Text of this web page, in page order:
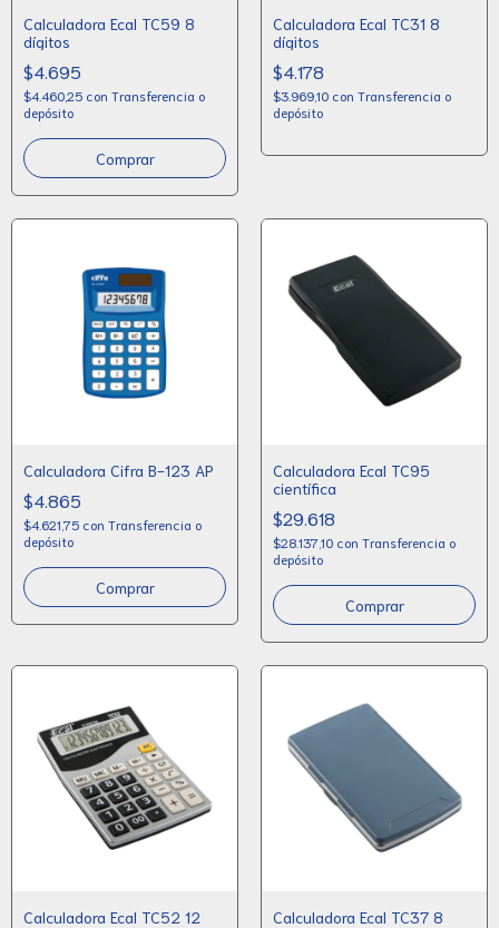
Calculadora Ecal TC59 8
dígitos
$4.695
$4.460,25 con Transferencia o
depósito
Calculadora Ecal TC31 8
dígitos
$4.178
$3.969,10 con Transferencia o
depósito
Calculadora Cifra B-123 AP
$4.865
$4.621,75 con Transferencia o
depósito
Calculadora Ecal TC95
científica
$29.618
$28.137,10 con Transferencia o
depósito
Calculadora Ecal TC52 12
Calculadora Ecal TC37 8